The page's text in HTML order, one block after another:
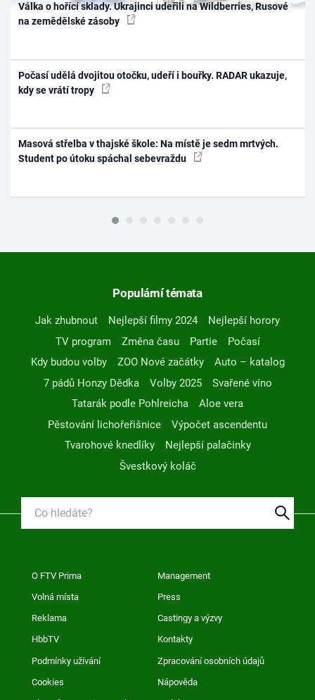
Válka o hořící sklady. Ukrajinci udeřili na Wildberries, Rusové
na zemědělské zásoby
Počasí udělá dvojitou otočku, udeří i bouřky. RADAR ukazuje,
kdy se vrátí tropy
Masová střelba v thajské škole: Na místě je sedm mrtvých.
Student po útoku spáchal sebevraždu
Populární témata
Jak zhubnout Nejlepší filmy 2024
Nejlepší horory
TV program
Změna času Partie
Počasí
Kdy budou volby
ZOO Nové začátky
Auto – katalog
7 pádů Honzy Dědka
Volby 2025
Svařené víno
Tatarák podle Pohlreicha
Aloe vera
Pěstování lichořeřišnice
Výpočet ascendentu
Tvarohové knedlíky
Nejlepší palačinky
Švestkový koláč
O FTV Prima Management
Volná místa Press
Reklama Castingy a výzvy
HbbTV Kontakty
Podmínky užívání Zpracování osobních údajů
Cookies Nápověda